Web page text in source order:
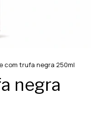
com trufa negra 250ml
negra